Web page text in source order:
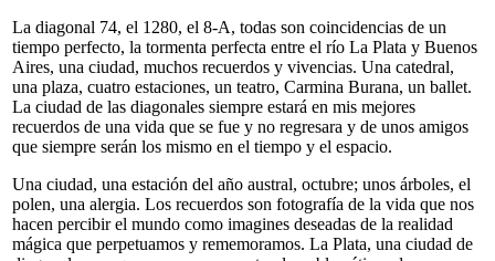
La diagonal 74, el 1280, el 8-A, todas son coincidencias de un
tiempo perfecto, la tormenta perfecta entre el río La Plata y Buenos
Aires, una ciudad, muchos recuerdos y vivencias. Una catedral,
una plaza, cuatro estaciones, un teatro, Carmina Burana, un ballet.
La ciudad de las diagonales siempre estará en mis mejores
recuerdos de una vida que se fue y no regresara y de unos amigos
que siempre serán los mismo en el tiempo y el espacio.
Una ciudad, una estación del año austral, octubre; unos árboles, el
polen, una alergia. Los recuerdos son fotografía de la vida que nos
hacen percibir el mundo como imagines deseadas de la realidad
mágica que perpetuamos y rememoramos. La Plata, una ciudad de